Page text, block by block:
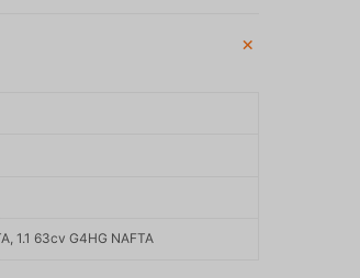
1.1 63cv G4HG NAFTA